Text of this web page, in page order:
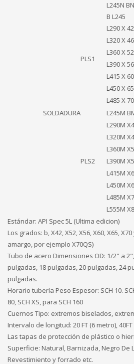
L245N BN
SOLDADURA
PLS1
B L245
L290 X 42
L320 X 46
L360 X 52
L390 X 56
L415 X 60
L450 X 65
L485 X 70
PLS2
L245M
L290M
L320M
L360M
L390M
L415M
L450M
L485M
L555M
Estándar: API Spec 5L (Ultima edicion)
Los grados: b, X42, X52, X56, X60, X65,
amargo, por ejemplo X70QS)
Tubo de acero Dimensiones OD: 1/2" a
pulgadas, 18 pulgadas, 20 pulgadas, 24
pulgadas.
Horario tubería Peso Espesor: SCH 10.
80, SCH XS, para SCH 160
Cuernos Tipo: extremos biselados,
Intervalo de longitud: 20 FT (6 metro),
Las tapas de protección de plástico o
Superficie: Natural, Barnizada, Negro De
Revestimiento y forrado etc.